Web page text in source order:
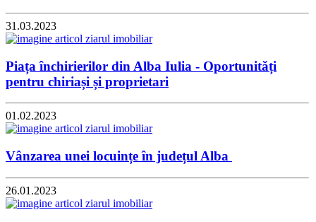
31.03.2023
Piața închirierilor din Alba Iulia - Oportunități
pentru chiriași și proprietari
01.02.2023
Vânzarea unei locuințe în județul Alba
26.01.2023